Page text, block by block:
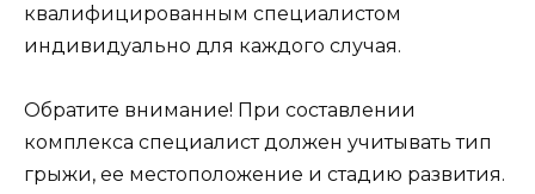
квалифицированным специалистом
индивидуально для каждого случая.
Обратите внимание! При составлении
комплекса специалист должен учитывать тип
грыжи, ее местоположение и стадию развития.